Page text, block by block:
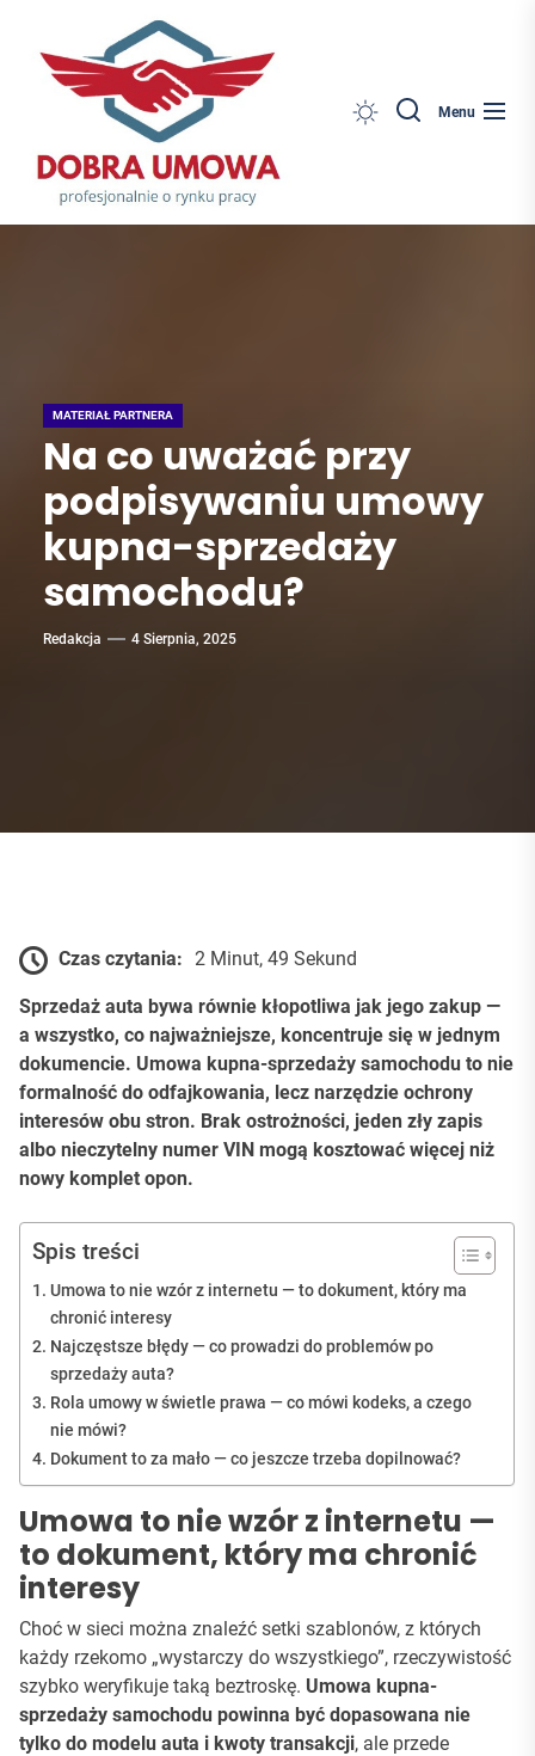
SearchMenu
MATERIAŁ PARTNERA
Na co uważać przy
podpisywaniu umowy
kupna-sprzedaży
samochodu?
Redakcja 4 Sierpnia, 2025
Czas czytania: 2 Minut, 49 Sekund
Sprzedaż auta bywa równie kłopotliwa jak jego zakup —
a wszystko, co najważniejsze, koncentruje się w jednym
dokumencie. Umowa kupna-sprzedaży samochodu to nie
formalność do odfajkowania, lecz narzędzie ochrony
interesów obu stron. Brak ostrożności, jeden zły zapis
albo nieczytelny numer VIN mogą kosztować więcej niż
nowy komplet opon.
Spis treści
Umowa to nie wzór z internetu — to dokument, który ma
chronić interesy
Najczęstsze błędy — co prowadzi do problemów po
sprzedaży auta?
Rola umowy w świetle prawa — co mówi kodeks, a czego
nie mówi?
Dokument to za mało — co jeszcze trzeba dopilnować?
Umowa to nie wzór z internetu —
to dokument, który ma chronić
interesy
Choć w sieci można znaleźć setki szablonów, z których
każdy rzekomo „wystarczy do wszystkiego”, rzeczywistość
szybko weryfikuje taką beztroskę. Umowa kupna-
sprzedaży samochodu powinna być dopasowana nie
tylko do modelu auta i kwoty transakcji, ale przede